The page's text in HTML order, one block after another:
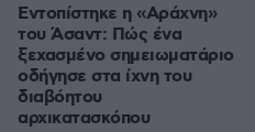
Εντοπίστηκε η «Αράχνη»
του Άσαντ: Πώς ένα
ξεχασμένο σημειωματάριο
οδήγησε στα ίχνη του
διαβόητου
αρχικατασκόπου